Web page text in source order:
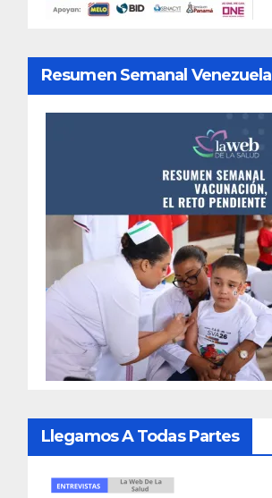
Resumen Semanal Venezuela
Llegamos A Todas Partes